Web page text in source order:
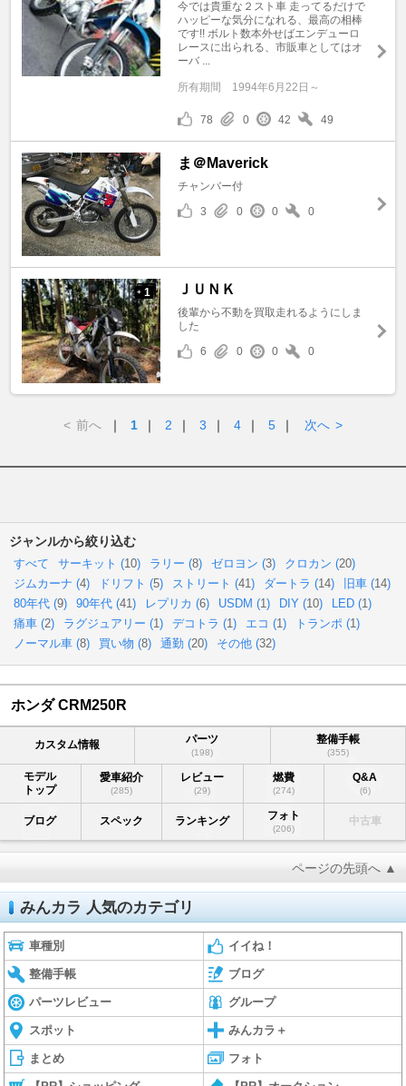
今では貴重な２スト車 走ってるだけで
ハッピーな気分になれる、最高の相棒
です!! ボルト数本外せばエンデューロ
レースに出られる、市販車としてはオ
ーバ ...
所有期間 1994年6月22日～
78 0 42 49
ま＠Maverick
チャンバー付
3
0 0 0
+ 1 ＪＵＮＫ
後輩から不動を買取走れるようにしま
した
6
0 0 0
< 前へ ｜ 1 ｜ 2 ｜ 3 ｜ 4 ｜ 5 ｜ 次へ >
ジャンルから絞り込む
すべて サーキット (10) ラリー (8) ゼロヨン (3) クロカン (20)
ジムカーナ (4) ドリフト (5) ストリート (41) ダートラ (14) 旧車 (14)
80年代 (9) 90年代 (41) レプリカ (6) USDM (1) DIY (10) LED (1)
痛車 (2) ラグジュアリー (1) デコトラ (1) エコ (1) トランポ (1)
ノーマル車 (8) 買い物 (8) 通勤 (20) その他 (32)
ホンダ CRM250R
カスタム情報 パーツ
(198)
整備手帳
(355)
モデル
トップ
愛車紹介
(285)
レビュー
(29)
燃費
(274)
Q&A
(6)
ブログ スペック ランキング フォト
(206)
中古車
ページの先頭へ ▲
みんカラ 人気のカテゴリ
車種別 イイね！
整備手帳 ブログ
パーツレビュー グループ
スポット みんカラ＋
まとめ フォト